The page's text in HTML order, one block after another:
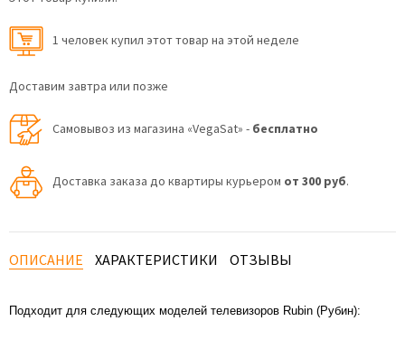
1 человек купил этот товар на этой неделе
Доставим завтра или позже
Самовывоз из магазина «VegaSat» - бесплатно
Доставка заказа до квартиры курьером от 300 руб.
ОПИСАНИЕ ХАРАКТЕРИСТИКИ ОТЗЫВЫ
Подходит для следующих моделей телевизоров Rubin (Рубин):